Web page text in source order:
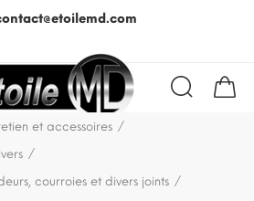
et accessoires
courroies et divers joints